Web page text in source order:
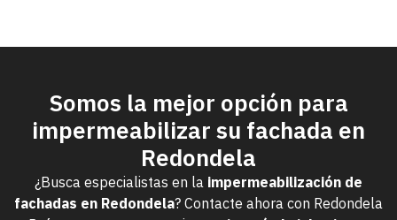
Somos la mejor opción para
impermeabilizar su fachada en
Redondela
¿Busca especialistas en la impermeabilización de
fachadas en Redondela? Contacte ahora con Redondela